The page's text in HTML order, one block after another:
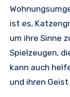
ist es,
um ihre Sinne
Spielzeugen,
kann auch
und ihren